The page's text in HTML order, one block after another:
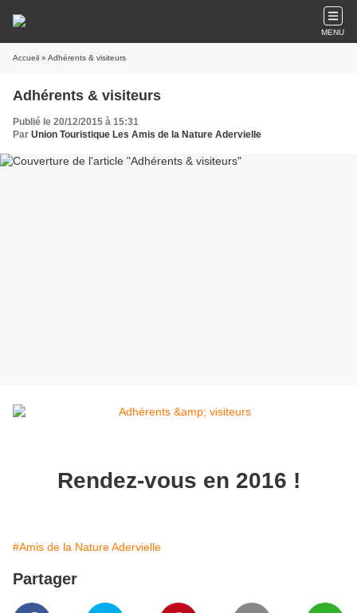
MENU
Accueil » Adhérents & visiteurs
Adhérents & visiteurs
Publié le 20/12/2015 à 15:31
Par Union Touristique Les Amis de la Nature Adervielle
Rendez-vous en 2016 !
#Amis de la Nature Adervielle
Partager